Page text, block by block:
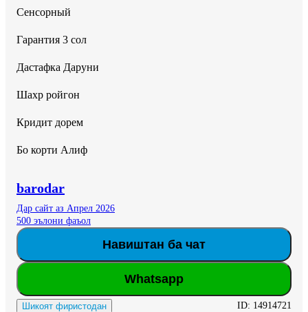
Сенсорный
Гарантия 3 сол
Дастафка Даруни
Шахр ройгон
Кридит дорем
Бо корти Алиф
barodar
Дар сайт аз Апрел 2026
500 эълони фаъол
Навиштан ба чат
Whatsapp
Шикоят фиристодан ID: 14914721